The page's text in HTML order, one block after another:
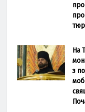
На
з